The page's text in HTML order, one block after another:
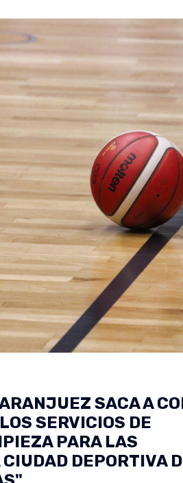
SACA A
SERVICIOS DE
PARA LAS
DEPORTIVA